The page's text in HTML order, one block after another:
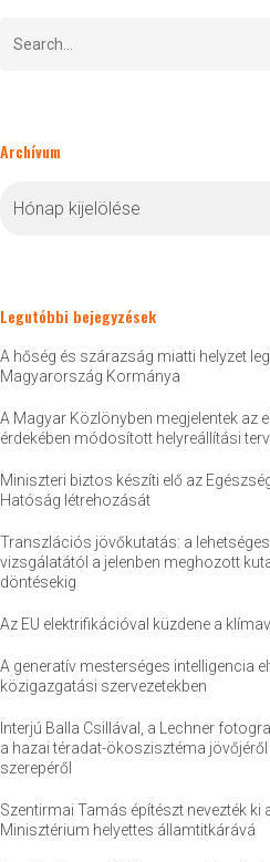
Archívum
Legutóbbi bejegyzések
A hőség és szárazság miatti helyzet
Magyarország Kormánya
A Magyar Közlönyben megjelentek az
érdekében módosított helyreállítási
Miniszteri biztos készíti elő az
Hatóság létrehozását
Transzlációs jövőkutatás: a
vizsgálatától a jelenben meghozott
döntésekig
Az EU elektrifikációval küzdene a
A generatív mesterséges intelligencia
közigazgatási szervezetekben
Interjú Balla Csillával, a Lechner
a hazai téradat-ökoszisztéma
szerepéről
Szentirmai Tamás építészt nevezték ki
Minisztérium helyettes államtitkárává